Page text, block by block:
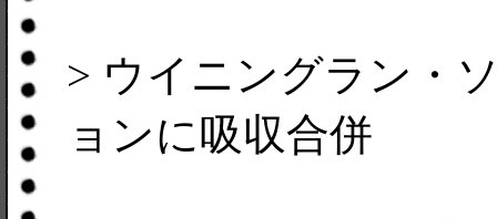
> ウイニングラン・
ョンに吸収合併